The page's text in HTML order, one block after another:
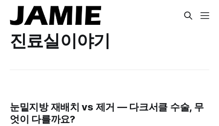
진료실이야기
눈밑지방 재배치 vs 제거 — 다크서클 수술, 무
엇이 다를까요?